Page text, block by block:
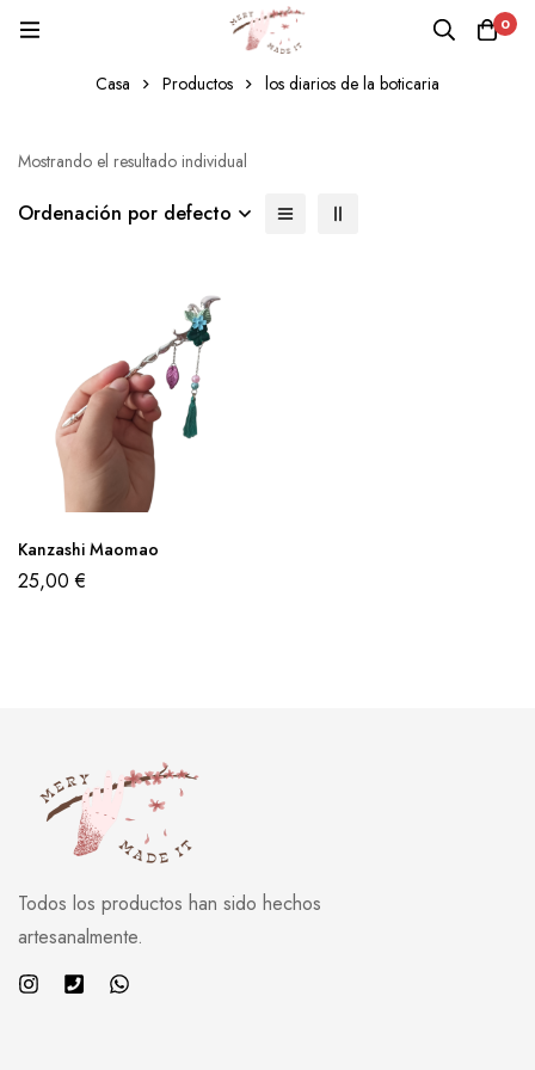
0
los diarios de la boticaria
Casa Productos los diarios de la boticaria
Mostrando el resultado individual
Ordenación por defecto
Kanzashi Maomao
25,00€
Todos los productos han sido hechos
artesanalmente.